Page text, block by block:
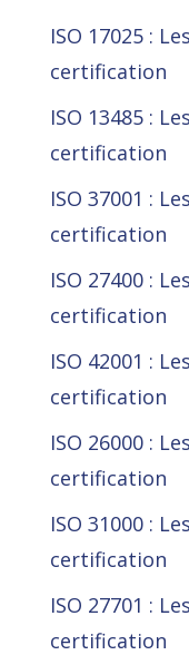
ISO 17025 :
certification
ISO 13485 :
certification
ISO 37001 :
certification
ISO 27400 :
certification
ISO 42001 :
certification
ISO 26000 :
certification
ISO 31000 :
certification
ISO 27701 :
certification